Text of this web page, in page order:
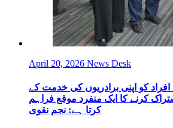
April 20, 2026 News Desk
لبرل کنونشن 2026 افراد کو اپنی برادریوں کی خدمت کے
کرنے کا ایک منفرد موقع فراہم
کرتا ہے: نجم نقوی